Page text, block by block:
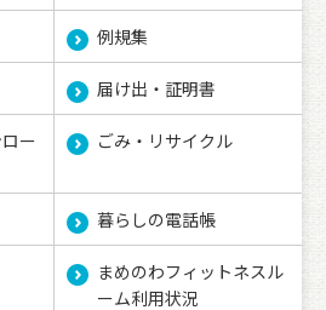
例規集
届け出・証明書
ー
ごみ・リサイクル
暮らしの電話帳
まめのわフィットネスル
ーム利用状況